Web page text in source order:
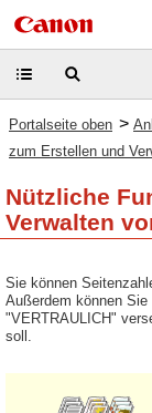
Portalseite oben >
zum Erstellen und
Nützliche
Verwalten
Sie können
Außerdem können
"VERTRAULICH"
soll.